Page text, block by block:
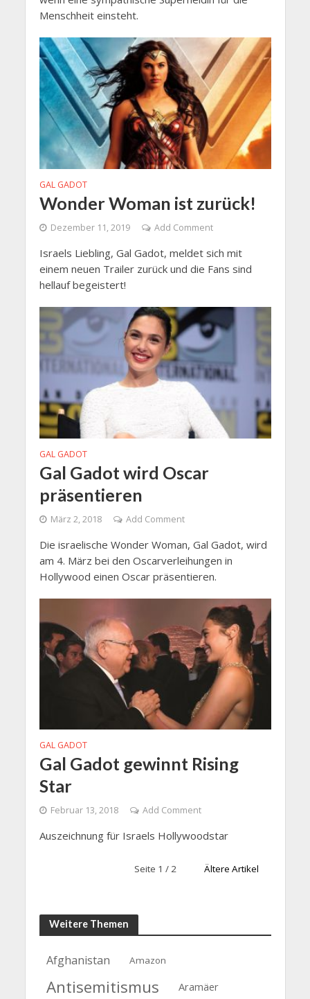
Menschheit einsteht.
GAL GADOT
Wonder Woman ist zurück!
Dezember 11, 2019 Add Comment
Israels Liebling, Gal Gadot, meldet sich mit
einem neuen Trailer zurück und die Fans sind
hellauf begeistert!
GAL GADOT
Gal Gadot wird Oscar
präsentieren
März 2, 2018 Add Comment
Die israelische Wonder Woman, Gal Gadot, wird
am 4. März bei den Oscarverleihungen in
Hollywood einen Oscar präsentieren.
GAL GADOT
Gal Gadot gewinnt Rising
Star
Februar 13, 2018 Add Comment
Auszeichnung für Israels Hollywoodstar
Seite 1 / 2 Ältere Artikel
Weitere Themen
Afghanistan Amazon
Antisemitismus Aramäer